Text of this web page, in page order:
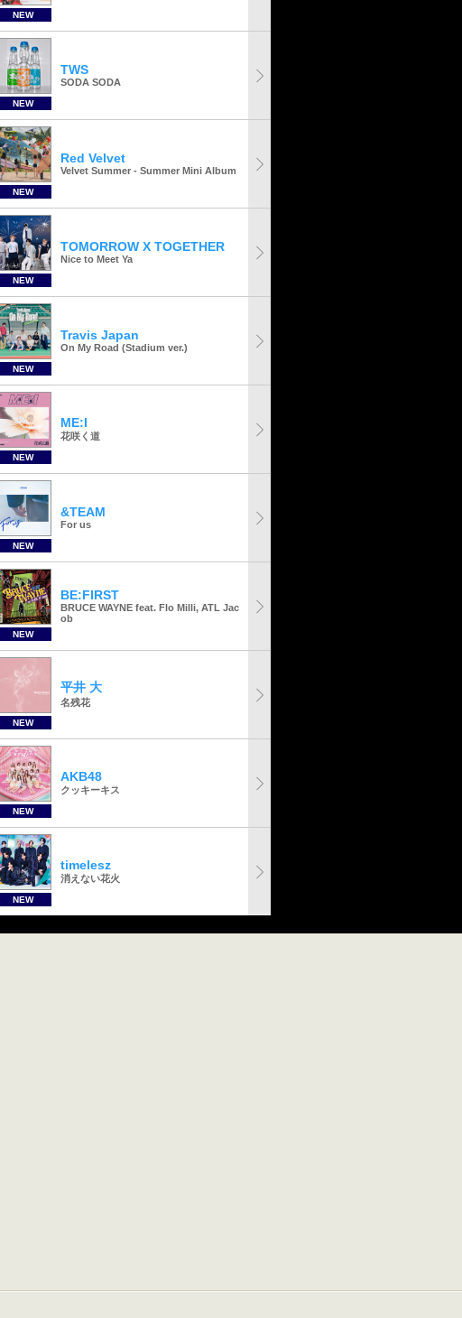
NEW
NEW
TWS
SODA SODA
NEW
Red Velvet
Velvet Summer - Summer Mini Album
NEW
TOMORROW X TOGETHER
Nice to Meet Ya
NEW
Travis Japan
On My Road (Stadium ver.)
NEW
ME:I
花咲く道
NEW
&TEAM
For us
NEW
BE:FIRST
BRUCE WAYNE feat. Flo Milli, ATL Jac
ob
NEW
平井 大
名残花
NEW
AKB48
クッキーキス
NEW
timelesz
消えない花火